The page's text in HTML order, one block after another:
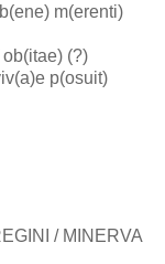
m(erenti)
(?)
p(osuit)
/ MINERVA